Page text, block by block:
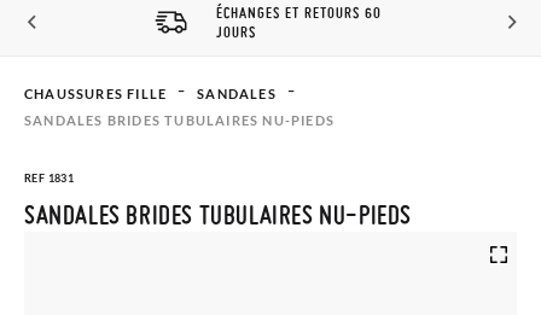
ÉCHANGES ET RETOURS 60
JOURS
CHAUSSURES FILLE
SANDALES
SANDALES BRIDES TUBULAIRES NU-PIEDS
REF 1831
SANDALES BRIDES TUBULAIRES NU-PIEDS